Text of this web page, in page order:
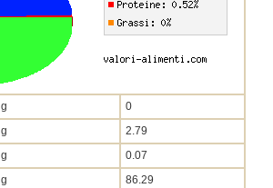
g 0
g 2.79
g 0.07
g 86.29